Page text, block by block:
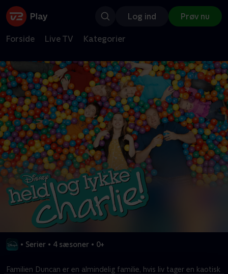
Log ind Prøv nu
Forside Live TV Kategorier
• Serier • 4 sæsoner • 0+
Familien Duncan er en almindelig familie, hvis liv tager en kaotisk